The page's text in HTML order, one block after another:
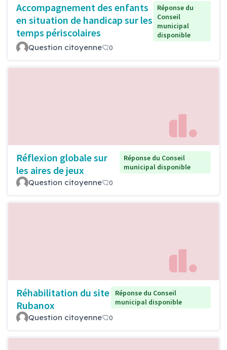
Accompagnement des enfants
en situation de handicap sur les
temps périscolaires
Réponse du
Conseil
municipal
disponible
Question citoyenne 0
Réflexion globale sur
les aires de jeux
Réponse du Conseil
municipal disponible
Question citoyenne 0
Réhabilitation du site
Rubanox
Réponse du Conseil
municipal disponible
Question citoyenne 0